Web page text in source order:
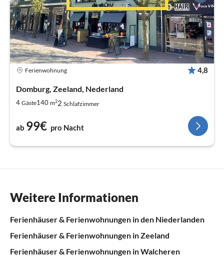
Ferienwohnung 4,8
Domburg, Zeeland, Nederland
4 Gäste140 m22 Schlafzimmer
ab 99€ pro Nacht
Weitere Informationen
Ferienhäuser & Ferienwohnungen in den Niederlanden
Ferienhäuser & Ferienwohnungen in Zeeland
Ferienhäuser & Ferienwohnungen in Walcheren